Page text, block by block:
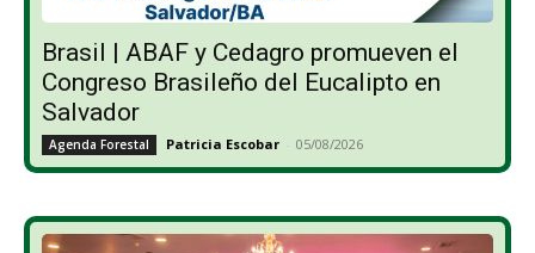
Brasil | ABAF y Cedagro promueven el
Congreso Brasileño del Eucalipto en
Salvador
Agenda Forestal Patricia Escobar - 05/08/2026